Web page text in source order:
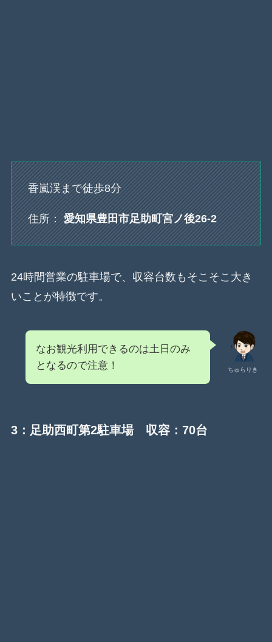
香嵐渓まで徒歩8分
住所： 愛知県豊田市足助町宮ノ後26-2
24時間営業の駐車場で、収容台数もそこそこ大き
いことが特徴です。
ちゅらりき
なお観光利用できるのは土日のみ
となるので注意！
3： 足助西町第2駐車場収容：70台